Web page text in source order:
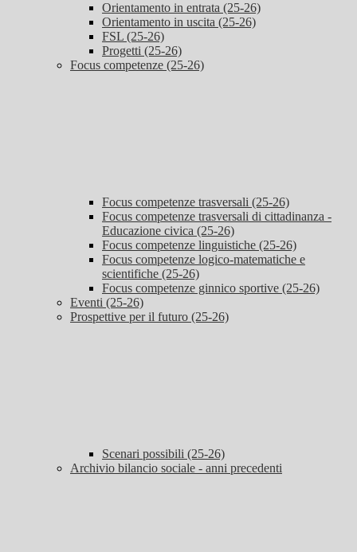
Orientamento in entrata (25-26)
Orientamento in uscita (25-26)
FSL (25-26)
Progetti (25-26)
Focus competenze (25-26)
Focus competenze trasversali (25-26)
Focus competenze trasversali di cittadinanza -
Educazione civica (25-26)
Focus competenze linguistiche (25-26)
Focus competenze logico-matematiche e
scientifiche (25-26)
Focus competenze ginnico sportive (25-26)
Eventi (25-26)
Prospettive per il futuro (25-26)
Scenari possibili (25-26)
Archivio bilancio sociale - anni precedenti